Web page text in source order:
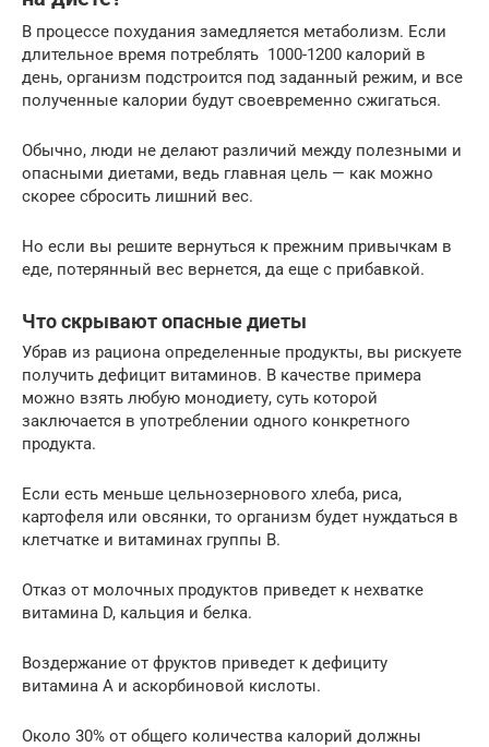
В процессе похудания замедляется метаболизм. Если
длительное время потреблять 1000-1200 калорий в
день, организм подстроится под заданный режим, и все
полученные калории будут своевременно сжигаться.
Обычно, люди не делают различий между полезными и
опасными диетами, ведь главная цель — как можно
скорее сбросить лишний вес.
Но если вы решите вернуться к прежним привычкам в
еде, потерянный вес вернется, да еще с прибавкой.
Что скрывают опасные диеты
Убрав из рациона определенные продукты, вы рискуете
получить дефицит витаминов. В качестве примера
можно взять любую монодиету, суть которой
заключается в употреблении одного конкретного
продукта.
Если есть меньше цельнозернового хлеба, риса,
картофеля или овсянки, то организм будет нуждаться в
клетчатке и витаминах группы В.
Отказ от молочных продуктов приведет к нехватке
витамина D, кальция и белка.
Воздержание от фруктов приведет к дефициту
витамина А и аскорбиновой кислоты.
Около 30% от общего количества калорий должны